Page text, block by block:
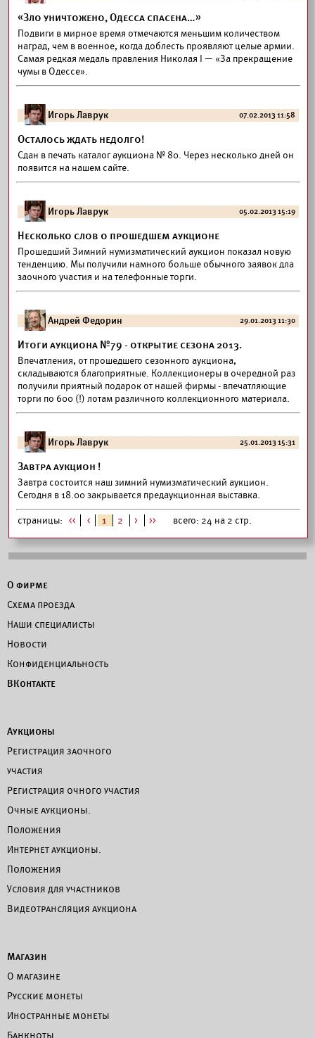
«Зло уничтожено, Одесса спасена…»
Подвиги в мирное время отмечаются меньшим количеством
наград, чем в военное, когда доблесть проявляют целые армии.
Самая редкая медаль правления Николая I — «За прекращение
чумы в Одессе».
Игорь Лаврук 07.02.2013 11:58
Осталось ждать недолго!
Сдан в печать каталог аукциона № 80. Через несколько дней он
появится на нашем сайте.
Игорь Лаврук 05.02.2013 15:19
Несколько слов о прошедшем аукционе
Прошедший Зимний нумизматический аукцион показал новую
тенденцию. Мы получили намного больше обычного заявок дла
заочного участия и на телефонные торги.
Андрей Федорин 29.01.2013 11:30
Итоги аукциона №79 - открытие сезона 2013.
Впечатления, от прошедшего сезонного аукциона,
складываются благоприятные. Коллекционеры в очередной раз
получили приятный подарок от нашей фирмы - впечатляющие
торги по 600 (!) лотам различного коллекционного материала.
Игорь Лаврук 25.01.2013 15:31
Завтра аукцион !
Завтра состоится наш зимний нумизматический аукцион.
Сегодня в 18.00 закрывается предаукционная выставка.
страницы: << < 1 2 > >> всего: 24 на 2 стр.
О фирме
Схема проезда
Наши специалисты
Новости
Конфиденциальность
ВКонтакте
Аукционы
Регистрация заочного
участия
Регистрация очного участия
Очные аукционы.
Положения
Интернет аукционы.
Положения
Условия для участников
Видеотрансляция аукциона
Магазин
О магазине
Русские монеты
Иностранные монеты
Банкноты